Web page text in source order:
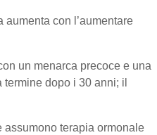
con l’aumentare
un menarca precoce e una
dopo i 30 anni; il
terapia ormonale